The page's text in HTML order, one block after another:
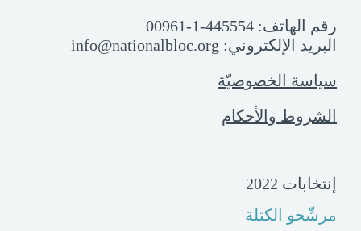
رقم الهاتف: 00961-1-445554
البريد الإلكتروني: info@nationalbloc.org
سياسة الخصوصيّة
الشروط والأحكام
إنتخابات 2022
مرشّحو الكتلة